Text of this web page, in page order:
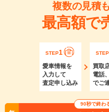
複数の見積
最高額で
STEP1
愛車情報を
入力して
査定申し込み
STEP
買取
電話
でご
90秒で終わ